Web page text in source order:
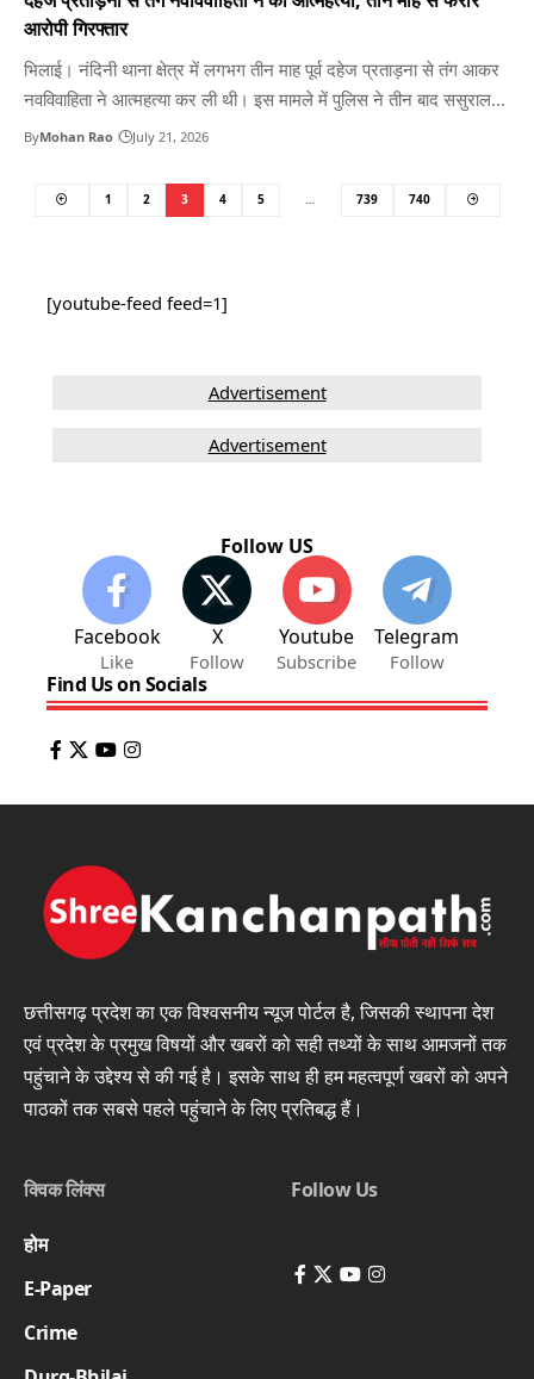
आरोपी गिरफ्तार
भिलाई। नंदिनी थाना क्षेत्र में लगभग तीन माह पूर्व दहेज प्रताड़ना से तंग आकर
नवविवाहिता ने आत्महत्या कर ली थी। इस मामले में पुलिस ने तीन बाद ससुराल
पक्ष के फरार दो आरोपियों को गिरफ्तार किया है। दोनों सिमगा क्षेत्र में लुक-
ByMohan Rao July 21, 2026
1 2 3 4 5 … 739 740
[youtube-feed feed=1]
Advertisement
Advertisement
Follow US
Facebook
Like
X
Follow
Youtube
Subscribe
Telegram
Follow
Find Us on Socials
छत्तीसगढ़ प्रदेश का एक विश्वसनीय न्यूज पोर्टल है, जिसकी स्थापना देश
एवं प्रदेश के प्रमुख विषयों और खबरों को सही तथ्यों के साथ आमजनों तक
पहुंचाने के उद्देश्य से की गई है। इसके साथ ही हम महत्वपूर्ण खबरों को अपने
पाठकों तक सबसे पहले पहुंचाने के लिए प्रतिबद्ध हैं।
क्विक लिंक्स
होम
E-Paper
Crime
Follow Us